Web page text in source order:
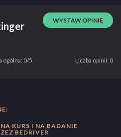
WYSTAW OPINIĘ
ogólna: 0/5 Liczba opinii: 0
KURS I NA BADANIE
BEDRIVER